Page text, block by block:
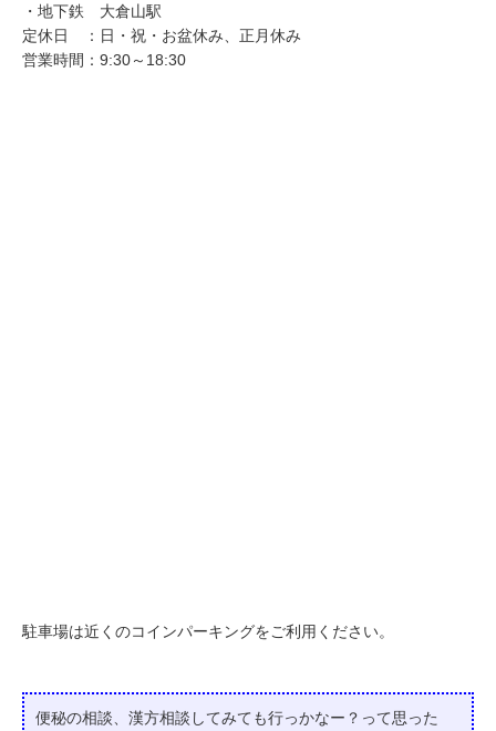
・地下鉄 大倉山駅
定休日 ：日・祝・お盆休み、正月休み
営業時間：9:30～18:30
駐車場は近くのコインパーキングをご利用ください。
便秘の相談、漢方相談してみても行っかなー？って思った